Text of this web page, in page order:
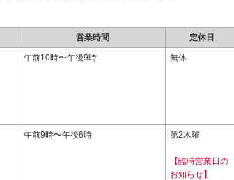
営業時間 定休日
午前10時〜午後9時 無休
午前9時〜午後6時 第2木曜
【臨時営業日の
お知らせ】